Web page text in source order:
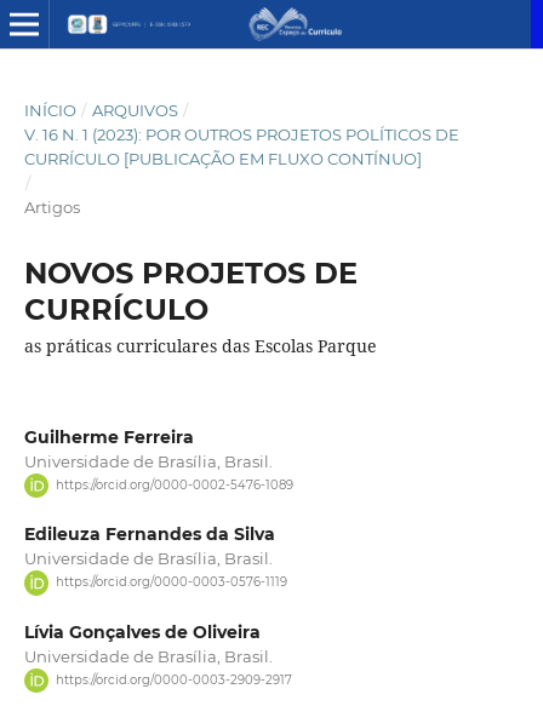
INÍCIO / ARQUIVOS /
V. 16 N. 1 (2023): POR OUTROS PROJETOS POLÍTICOS DE
CURRÍCULO [PUBLICAÇÃO EM FLUXO CONTÍNUO]
/
Artigos
NOVOS PROJETOS DE
CURRÍCULO
as práticas curriculares das Escolas Parque
Guilherme Ferreira
Universidade de Brasília, Brasil.
https://orcid.org/0000-0002-5476-1089
Edileuza Fernandes da Silva
Universidade de Brasília, Brasil.
https://orcid.org/0000-0003-0576-1119
Lívia Gonçalves de Oliveira
Universidade de Brasília, Brasil.
https://orcid.org/0000-0003-2909-2917